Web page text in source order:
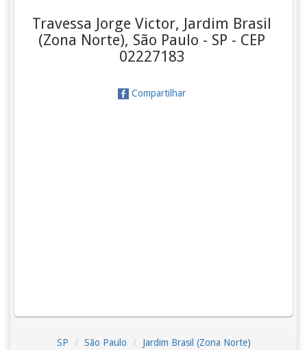
Travessa Jorge Victor, Jardim Brasil
(Zona Norte), São Paulo - SP - CEP
02227183
Compartilhar
SP São Paulo
Jardim Brasil (Zona Norte)